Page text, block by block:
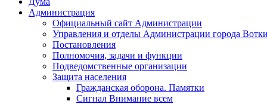
Администрация
Официальный сайт Администрации
Управления и отделы Администрации города
Постановления
Полномочия, задачи и функции
Подведомственные организации
Защита населения
Гражданская оборона. Памятки
Сигнал Внимание всем